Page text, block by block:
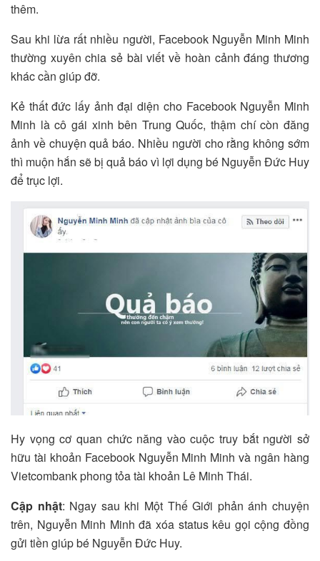
thêm.
Sau khi lừa rất nhiều người, Facebook Nguyễn Minh Minh
thường xuyên chia sẻ bài viết về hoàn cảnh đáng thương
khác cần giúp đỡ.
Kẻ thất đức lấy ảnh đại diện cho Facebook Nguyễn Minh
Minh là cô gái xinh bên Trung Quốc, thậm chí còn đăng
ảnh về chuyện quả báo. Nhiều người cho rằng không sớm
thì muộn hắn sẽ bị quả báo vì lợi dụng bé Nguyễn Đức Huy
để trục lợi.
Hy vọng cơ quan chức năng vào cuộc truy bắt người sở
hữu tài khoản Facebook Nguyễn Minh Minh và ngân hàng
Vietcombank phong tỏa tài khoản Lê Minh Thái.
Cập nhật: Ngay sau khi Một Thế Giới phản ánh chuyện
trên, Nguyễn Minh Minh đã xóa status kêu gọi cộng đồng
gửi tiền giúp bé Nguyễn Đức Huy.